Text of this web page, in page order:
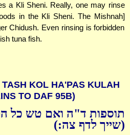
a Kli Sheni. Really, one may rinse
in the Kli Sheni. The Mishnah]
Chidush. Even rinsing is forbidden
tuna fish.
KOL HA'PAS KULAH
TO DAF 95B)
תוספות ד"ה ואם טש כל
(שייך לדף צה:)